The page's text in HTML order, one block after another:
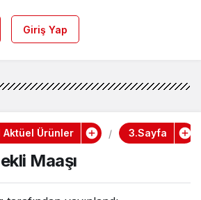
Giriş Yap
Aktüel Ürünler 3.Sayfa
Maaşı